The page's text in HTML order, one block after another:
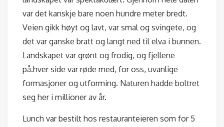
var det kanskje bare noen hundre meter bredt.
Veien gikk høyt og lavt, var smal og svingete, og
det var ganske bratt og langt ned til elva i bunnen.
Landskapet var grønt og frodig, og fjellene
på.hver side var røde med, for oss, uvanlige
formasjoner og utforming. Naturen hadde boltret
seg her i millioner av år.
Lunch var bestilt hos restauranteieren som for 5